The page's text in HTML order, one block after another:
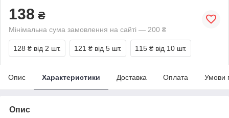
138 ₴
Мінімальна сума замовлення на сайті — 200 ₴
128 ₴ від 2 шт. 121 ₴ від 5 шт. 115 ₴ від 10 шт.
Опис Характеристики Доставка Оплата Умови
Опис